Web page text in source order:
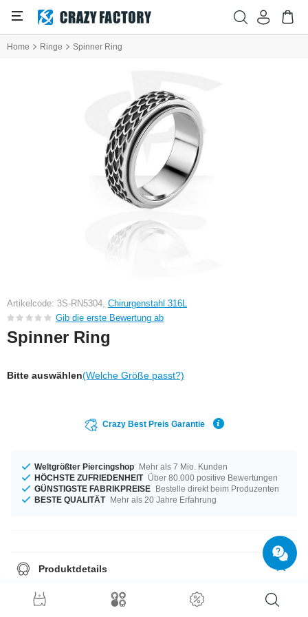
Home Ringe Spinner Ring
Artikelcode: 3S-RN5304, Chirurgenstahl 316L
Gib die erste Bewertung ab
Spinner Ring
Bitte auswählen(Welche Größe passt?)
Crazy Best Preis Garantie
Weltgrößter Piercingshop Mehr als 7 Mio. Kunden
HÖCHSTE ZUFRIEDENHEIT Über 80.000 positive Bewertungen
GÜNSTIGSTE FABRIKPREISE Bestelle direkt beim Produzenten
BESTE QUALITÄT Mehr als 20 Jahre Erfahrung
Produktdetails
Durchmessern von 16 mm bis 20 mm. Ein erstklassiges Produkt, dass